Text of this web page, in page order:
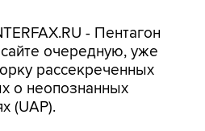
- Пентагон
очередную, уже
рассекреченных
о неопознанных
(UAP).